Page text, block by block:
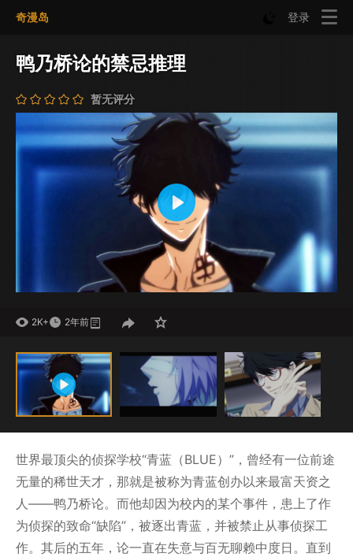
奇漫岛 登录
鸭乃桥论的禁忌推理
暂无评分
Mute Settings
Play
2K+ 2年前
世界最顶尖的侦探学校“青蓝（BLUE）”，曾经有一位前途
无量的稀世天才，那就是被称为青蓝创办以来最富天资之
人——鸭乃桥论。而他却因为校内的某个事件，患上了作
为侦探的致命“缺陷”，被逐出青蓝，并被禁止从事侦探工
作。其后的五年，论一直在失意与百无聊赖中度日。直到